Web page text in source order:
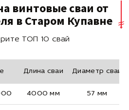
винтовые сваи от
в Старом Купавне
ТОП 10 свай
Длина сваи Диаметр сваи
4000 мм 57 мм